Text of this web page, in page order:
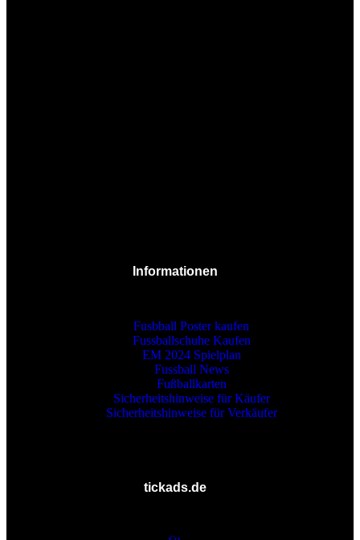
Informationen
Fusbball Poster kaufen
Fussballschuhe Kaufen
EM 2024 Spielplan
Fussball News
Fußballkarten
Sicherheitshinweise für Käufer
Sicherheitshinweise für Verkäufer
tickads.de